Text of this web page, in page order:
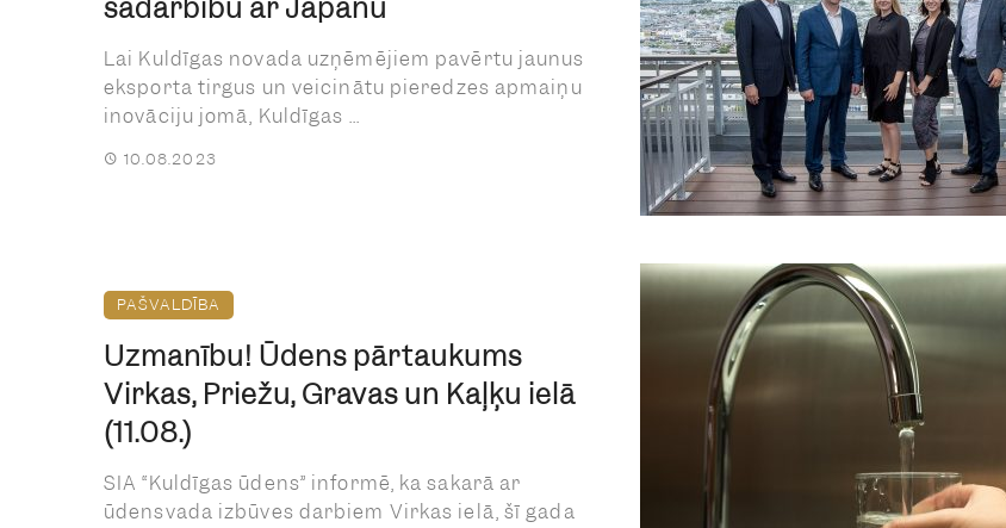
sadarbību ar Japānu
Lai Kuldīgas novada uzņēmējiem pavērtu jaunus
eksporta tirgus un veicinātu pieredzes apmaiņu
inovāciju jomā, Kuldīgas ...
10.08.2023
PAŠVALDĪBA
Uzmanību! Ūdens pārtaukums
Virkas, Priežu, Gravas un Kaļķu ielā
(11.08.)
SIA “Kuldīgas ūdens” informē, ka sakarā ar
ūdensvada izbūves darbiem Virkas ielā, šī gada